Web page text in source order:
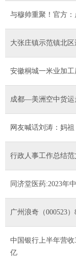
与穆帅重聚！官方
大张庄镇示范镇北
安徽桐城一米业加
成都—美洲空中货运
网友喊话刘涛：妈
行政人事工作总结范
同济堂医药:2023年
广州浪奇（000523
中国银行上半年营收
亿